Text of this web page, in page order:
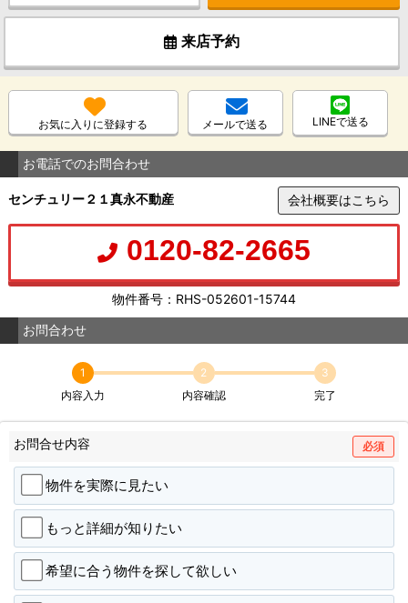
来店予約
お気に入りに登録する メールで送る LINEで送る
お電話でのお問合わせ
センチュリー２１真永不動産 会社概要はこちら
0120-82-2665
物件番号：RHS-052601-15744
お問合わせ
1
内容入力
2
内容確認
3
完了
お問合せ内容 必須
物件を実際に見たい
もっと詳細が知りたい
希望に合う物件を探して欲しい